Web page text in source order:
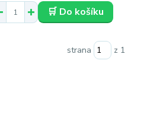
🛒 Do košíku
strana z 1